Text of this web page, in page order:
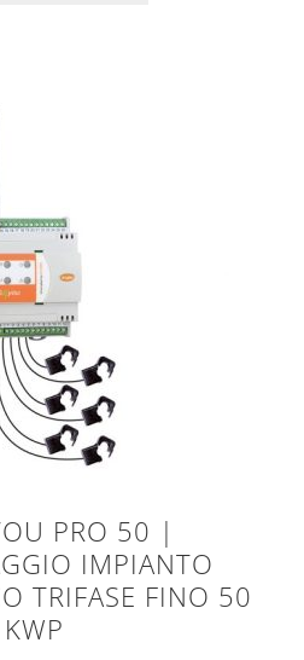
PRO 50 |
IMPIANTO
TRIFASE FINO 50
KWP